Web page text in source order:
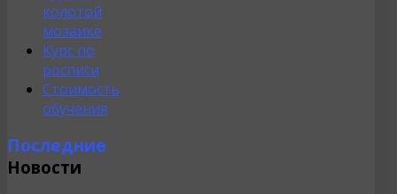
колотой
мозаике
Курс по
росписи
Стоимость
обучения
Последние
Новости